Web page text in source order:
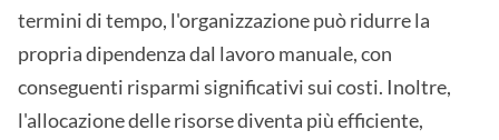
termini di tempo, l'organizzazione può ridurre la
propria dipendenza dal lavoro manuale, con
conseguenti risparmi significativi sui costi. Inoltre,
l'allocazione delle risorse diventa più efficiente,